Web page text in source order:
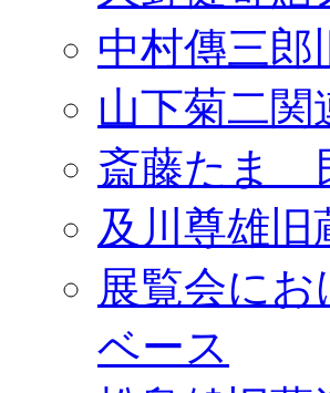
中村傳三郎
山下菊二関
斎藤たま
及川尊雄
展覧会に
ベース